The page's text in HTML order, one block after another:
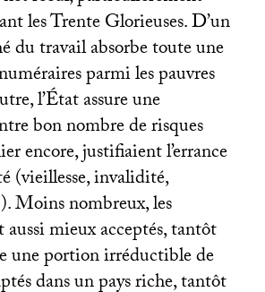
les Trente Glorieuses. D’un
du travail absorbe toute une
parmi les pauvres
l’État assure une
bon nombre de risques
encore, justifiaient l’errance
(vieillesse, invalidité,
Moins nombreux, les
aussi mieux acceptés, tantôt
une portion irréductible de
dans un pays riche, tantôt